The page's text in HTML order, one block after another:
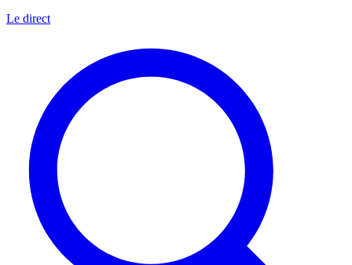
Le direct